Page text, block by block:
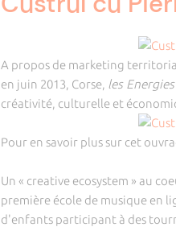
A propos de marketing
en juin 2013, Corse, les
créativité, culturelle et
Pour en savoir plus sur cet
Un « creative ecosystem » au
première école de musique en
d'enfants participant à des